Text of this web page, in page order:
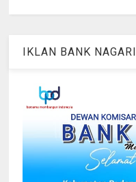
IKLAN BANK NAGARI